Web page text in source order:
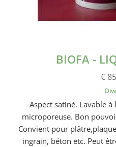
BIOFA -
€
Aspect satiné. Lavable
microporeuse. Bon
Convient pour
ingrain, béton etc. Peut